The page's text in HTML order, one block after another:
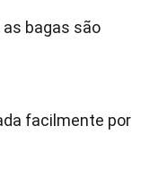
bagas são
facilmente por